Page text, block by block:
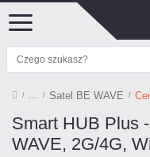
Satel BE WAVE
Smart HUB Plus
WAVE, 2G/4G,